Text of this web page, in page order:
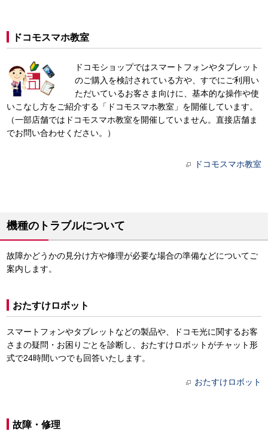
ドコモスマホ教室
ドコモショップではスマートフォンやタブレット
のご購入を検討されている方や、すでにご利用い
ただいているお客さま向けに、基本的な操作や使
いこなし方をご紹介する「ドコモスマホ教室」を開催しています。
（一部店舗ではドコモスマホ教室を開催していません。直接店舗ま
でお問い合わせください。）
ドコモスマホ教室
機種のトラブルについて
故障かどうかの見分け方や修理が必要な場合の準備などについてご
案内します。
おたすけロボット
スマートフォンやタブレットなどの製品や、ドコモ光に関するお客
さまの疑問・お困りごとを診断し、おたすけロボットがチャット形
式で24時間いつでも回答いたします。
おたすけロボット
故障・修理